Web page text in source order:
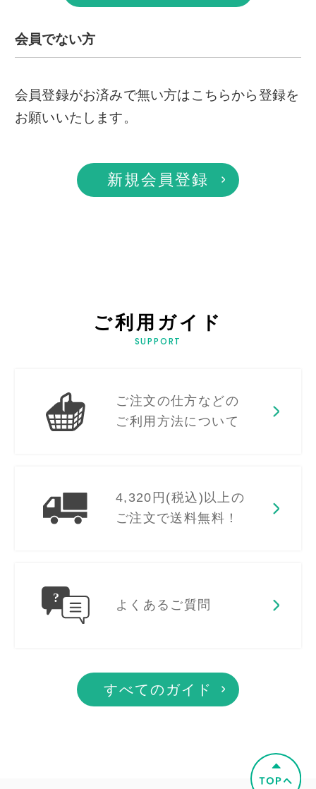
会員でない方
会員登録がお済みで無い方はこちらから登録を
お願いいたします。
新規会員登録
ご利用ガイド
SUPPORT
ご注文の仕方などの
ご利用方法について
4,320円(税込)以上の
ご注文で送料無料！
よくあるご質問
すべてのガイド